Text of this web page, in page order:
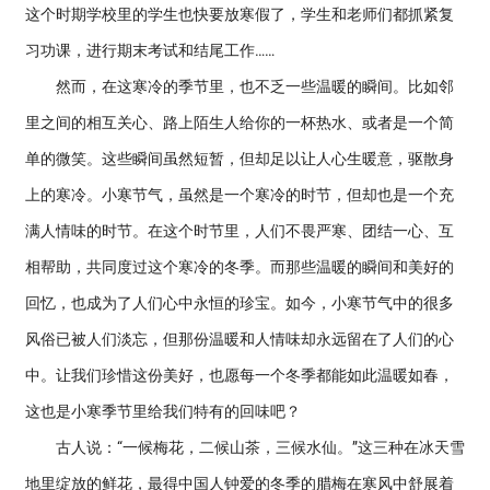
这个时期学校里的学生也快要放寒假了，学生和老师们都抓紧复
习功课，进行期末考试和结尾工作……
然而，在这寒冷的季节里，也不乏一些温暖的瞬间。比如邻
里之间的相互关心、路上陌生人给你的一杯热水、或者是一个简
单的微笑。这些瞬间虽然短暂，但却足以让人心生暖意，驱散身
上的寒冷。小寒节气，虽然是一个寒冷的时节，但却也是一个充
满人情味的时节。在这个时节里，人们不畏严寒、团结一心、互
相帮助，共同度过这个寒冷的冬季。而那些温暖的瞬间和美好的
回忆，也成为了人们心中永恒的珍宝。如今，小寒节气中的很多
风俗已被人们淡忘，但那份温暖和人情味却永远留在了人们的心
中。让我们珍惜这份美好，也愿每一个冬季都能如此温暖如春，
这也是小寒季节里给我们特有的回味吧？
古人说：“一候梅花，二候山茶，三候水仙。”这三种在冰天雪
地里绽放的鲜花，最得中国人钟爱的冬季的腊梅在寒风中舒展着